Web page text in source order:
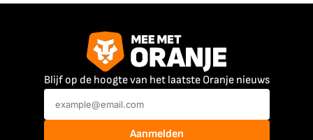
Blijf op de hoogte van het laatste Oranje nieuws
Aanmelden